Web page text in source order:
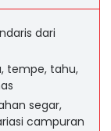
dari
tempe, tahu,
segar,
campuran